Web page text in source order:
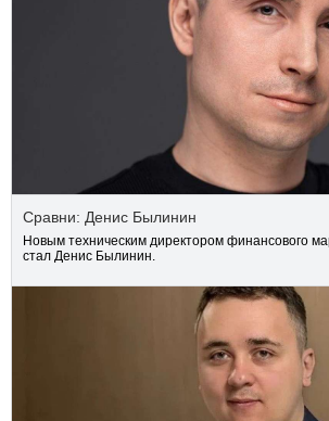
Сравни: Денис Былинин
Новым техническим директором финансового
стал Денис Былинин.